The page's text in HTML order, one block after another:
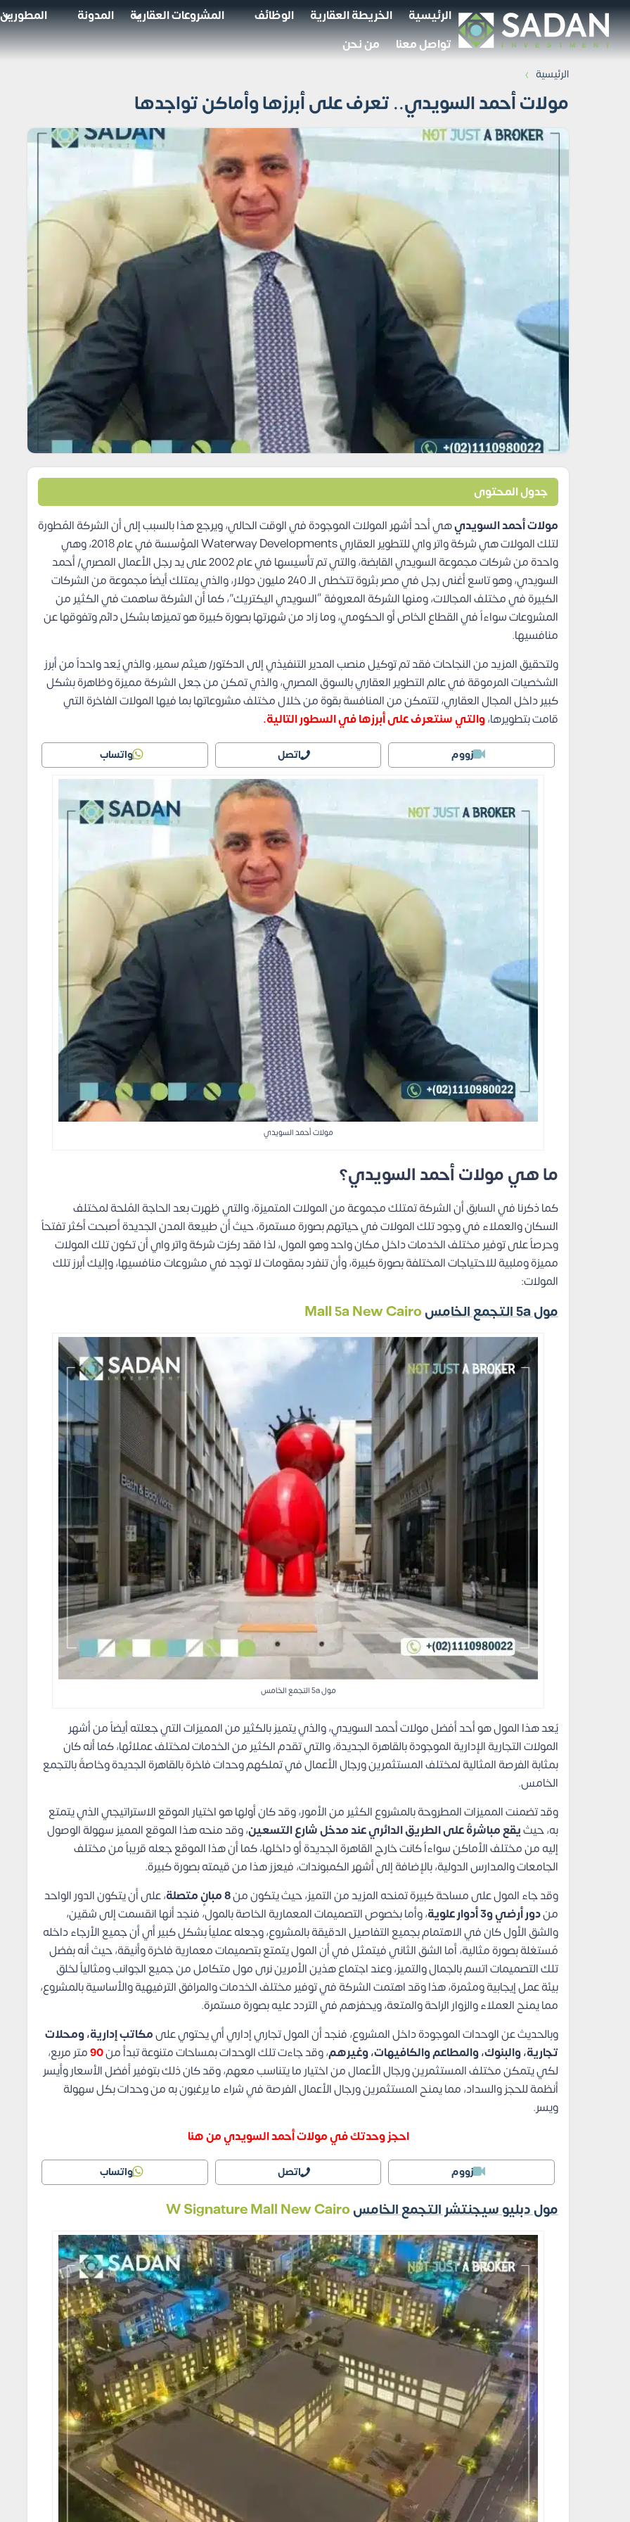
الرئيسية الخريطة العقارية الوظائف المشروعات العقارية المدونة
المطورين
تواصل معنا
من نحن
الرئيسية ›
مولات أحمد السويدي.. تعرف على أبرزها وأماكن تواجدها
جدول المحتوى
مولات أحمد السويديهي أحد أشهر المولات الموجودة في الوقت الحالي، ويرجع هذا بالسبب إلى أن الشركة المُطورة
لتلك المولات هي شركة واتر واي للتطوير العقاري Waterway Developments المؤسسة في عام 2018، وهي
واحدة من شركات مجموعة السويدي القابضة، والتي تم تأسيسها في عام 2002 على يد رجل الأعمال المصري/ أحمد
السويدي، وهو تاسع أغنى رجل في مصر بثروة تتخطى الـ 240 مليون دولار، والذي يمتلك أيضاً مجموعة من الشركات
الكبيرة في مختلف المجالات، ومنها الشركة المعروفة “السويدي اليكتريك”، كما أن الشركة ساهمت في الكثير من
المشروعات سواءاً في القطاع الخاص أو الحكومي، وما زاد من شهرتها بصورة كبيرة هو تميزها بشكل دائم وتفوقها عن
منافسيها.
ولتحقيق المزيد من النجاحات فقد تم توكيل منصب المدير التنفيذي إلى الدكتور/ هيثم سمير، والذي يُعد واحداً من أبرز
الشخصيات المرموقة في عالم التطوير العقاري بالسوق المصري، والذي تمكن من جعل الشركة مميزة وظاهرة بشكل
كبير داخل المجال العقاري، لتتمكن من المنافسة بقوة من خلال مختلف مشروعاتها بما فيها المولات الفاخرة التي
قامت بتطويرها،والتي سنتعرف على أبرزها في السطور التالية.
زووم اتصل واتساب
مولات أحمد السويدي
ما هي مولات أحمد السويدي؟
كما ذكرنا في السابق أن الشركة تمتلك مجموعة من المولات المتميزة، والتي ظهرت بعد الحاجة المُلحة لمختلف
السكان والعملاء في وجود تلك المولات في حياتهم بصورة مستمرة، حيث أن طبيعة المدن الجديدة أصبحت أكثر تفتحاً
وحرصاً على توفير مختلف الخدمات داخل مكان واحد وهو المول، لذا فقد ركزت شركة واتر واي أن تكون تلك المولات
مميزة وملبية للاحتياجات المختلفة بصورة كبيرة، وأن تنفرد بمقومات لا توجد في مشروعات منافسيها، وإليك أبرز تلك
المولات:
مول 5a التجمع الخامس
مول 5a التجمع الخامس
يُعد هذا المول هو أحد أفضل مولات أحمد السويدي، والذي يتميز بالكثير من المميزات التي جعلته أيضاً من أشهر
المولات التجارية الإدارية الموجودة بالقاهرة الجديدة، والتي تقدم الكثير من الخدمات لمختلف عملائها، كما أنه كان
بمثابة الفرصة المثالية لمختلف المستثمرين ورجال الأعمال في تملكهم وحدات فاخرة بالقاهرة الجديدة وخاصةً بالتجمع
الخامس.
وقد تضمنت المميزات المطروحة بالمشروع الكثير من الأمور، وقد كان أولها هو اختيار الموقع الاستراتيجي الذي يتمتع
به، حيثيقع مباشرةً على الطريق الدائري عند مدخل شارع التسعين، وقد منحه هذا الموقع المميز سهولة الوصول
إليه من مختلف الأماكن سواءاً كانت خارج القاهرة الجديدة أو داخلها، كما أن هذا الموقع جعله قريباً من مختلف
الجامعات والمدارس الدولية، بالإضافة إلى أشهر الكمبوندات، فيعزز هذا من قيمته بصورة كبيرة.
وقد جاء المول على مساحة كبيرة تمنحه المزيد من التميز، حيث يتكون من8 مبانٍ متصلة
، على أن يتكون الدور الواحد
مندور أرضي و3 أدوار علوية
، وأما بخصوص التصميمات المعمارية الخاصة بالمول، فنجد أنها انقسمت إلى شقين،
والشق الأول كان في الاهتمام بجميع التفاصيل الدقيقة بالمشروع، وجعله عملياً بشكل كبير أي أن جميع الأرجاء داخله
مُستغلة بصورة مثالية، أما الشق الثاني فيتمثل في أن المول يتمتع بتصميمات معمارية فاخرة وأنيقة، حيث أنه بفضل
تلك التصميمات اتسم بالجمال والتميز، وعند اجتماع هذين الأمرين نرى مول متكامل من جميع الجوانب ومثالياً لخلق
بيئة عمل إيجابية ومثمرة، هذا وقد اهتمت الشركة في توفير مختلف الخدمات والمرافق الترفيهية والأساسية بالمشروع،
مما يمنح العملاء والزوار الراحة والمتعة، ويحفزهم في التردد عليه بصورة مستمرة.
وبالحديث عن الوحدات الموجودة داخل المشروع، فنجد أن المول تجاري إداري أي يحتوي علىمكاتب إدارية، ومحلات
تجارية، والبنوك، والمطاعم والكافيهات، وغيرهم، وقد جاءت تلك الوحدات بمساحات متنوعة تبدأ من90متر مربع،
لكي يتمكن مختلف المستثمرين ورجال الأعمال من اختيار ما يتناسب معهم، وقد كان ذلك بتوفير أفضل الأسعار وأيسر
أنظمة للحجز والسداد، مما يمنح المستثمرين ورجال الأعمال الفرصة في شراء ما يرغبون به من وحدات بكل سهولة
ويسر.
احجز وحدتك في مولات أحمد السويدي من هنا
زووم اتصل واتساب
مول دبليو سيجنتشر التجمع الخامس